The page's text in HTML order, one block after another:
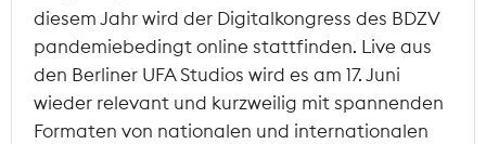
diesem Jahr wird der Digitalkongress des BDZV
pandemiebedingt online stattfinden. Live aus
den Berliner UFA Studios wird es am 17. Juni
wieder relevant und kurzweilig mit spannenden
Formaten von nationalen und internationalen